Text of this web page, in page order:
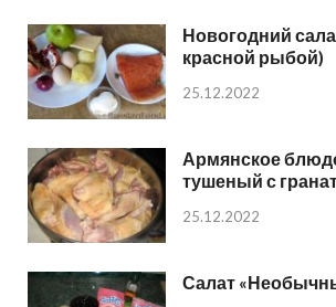
Новогодний
красной рыбой)
25.12.2022
Армянское
тушеный с
25.12.2022
Салат